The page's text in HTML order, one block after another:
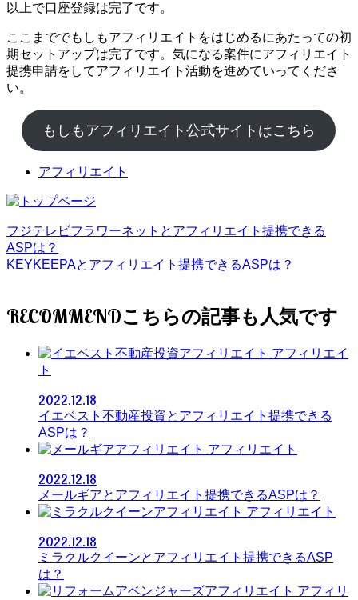
以上で口座登録は完了です。
ここまででもしもアフィリエイトをはじめるにあたっての初
期セットアップは完了です。気になる案件にアフィリエイト
提携申請をしてアフィリエイト活動を進めていってくださ
い。
もしもアフィリエイト公式サイトはこちら
アフィリエイト
フジテレビフラワーネットとアフィリエイト提携できる
ASPは？
KEYKEEPAとアフィリエイト提携できるASPは？
RECOMMEND
アフィリエイ
ト
2022.12.18
イエベスト不動産投資とアフィリエイト提携できる
ASPは？
アフィリエイト
2022.12.18
メールギアとアフィリエイト提携できるASPは？
アフィリエイト
2022.12.18
ミラクルクイーンとアフィリエイト提携できるASP
は？
アフィリ